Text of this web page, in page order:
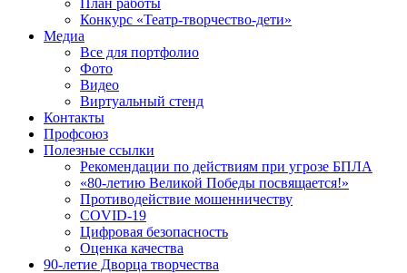
План работы
Конкурс «Театр-творчество-дети»
Медиа
Все для портфолио
Фото
Видео
Виртуальный стенд
Контакты
Профсоюз
Полезные ссылки
Рекомендации по действиям при угрозе БПЛА
«80-летию Великой Победы посвящается!»
Противодействие мошенничеству
COVID-19
Цифровая безопасность
Оценка качества
90-летие Дворца творчества